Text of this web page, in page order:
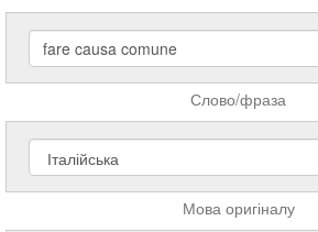
Слово/фраза
Мова оригіналу